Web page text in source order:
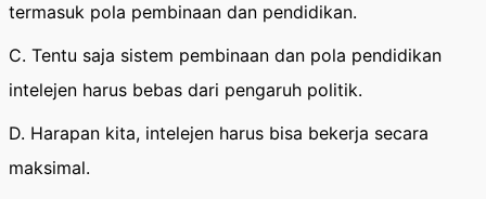
termasuk pola pembinaan dan pendidikan.
C. Tentu saja sistem pembinaan dan pola pendidikan
intelejen harus bebas dari pengaruh politik.
D. Harapan kita, intelejen harus bisa bekerja secara
maksimal.